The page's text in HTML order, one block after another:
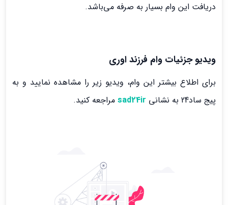
دریافت این وام بسیار به صرفه می‌باشد.
ویدیو جزئیات وام فرزند اوری
برای اطلاع بیشتر این وام، ویدیو زیر را مشاهده نمایید و به
پیج ساد24 به نشانی
sad24ir مراجعه کنید.